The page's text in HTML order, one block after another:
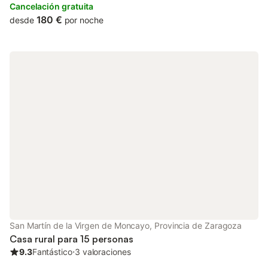
non-smoking and is set 2.9 km from Monasterio de Piedra.
Cancelación gratuita
desde 180 € por noche
San Martín de la Virgen de Moncayo, Provincia de Zaragoza
Casa rural para 15 personas
9.3Fantástico⋅3 valoraciones